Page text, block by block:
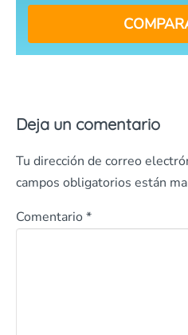
Deja un comentario
Tu dirección de correo
campos obligatorios están
Comentario *